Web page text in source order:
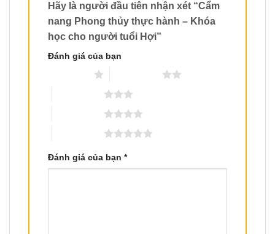
Hãy là người đầu tiên nhận xét “Cẩm
nang Phong thủy thực hành – Khóa
học cho người tuổi Hợi”
Đánh giá của bạn
Đánh giá của bạn *